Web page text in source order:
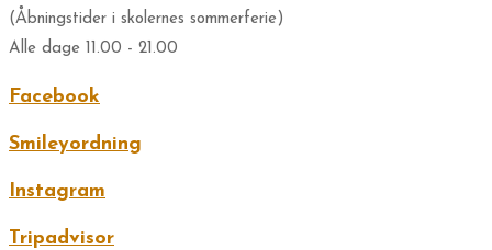
(Åbningstider i skolernes sommerferie)
Alle dage 11.00 - 21.00
Facebook
Smileyordning
Instagram
Tripadvisor